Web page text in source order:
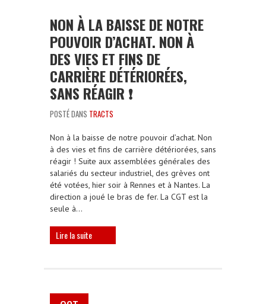
NON À LA BAISSE DE NOTRE
POUVOIR D’ACHAT. NON À
DES VIES ET FINS DE
CARRIÈRE DÉTÉRIORÉES,
SANS RÉAGIR ❗️
POSTÉ DANS TRACTS
Non à la baisse de notre pouvoir d’achat. Non
à des vies et fins de carrière détériorées, sans
réagir ! Suite aux assemblées générales des
salariés du secteur industriel, des grèves ont
été votées, hier soir à Rennes et à Nantes. La
direction a joué le bras de fer. La CGT est la
seule à…
Lire la suite